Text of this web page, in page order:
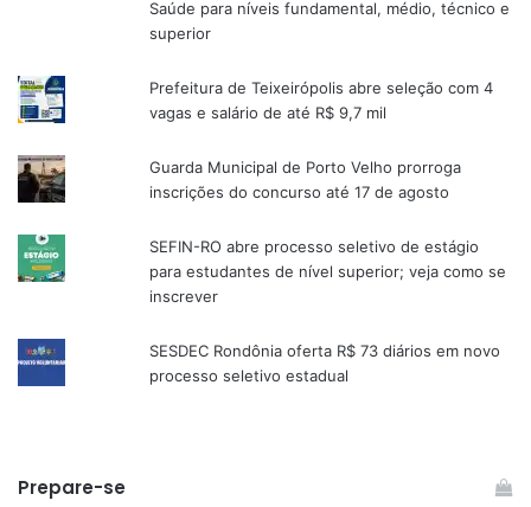
Saúde para níveis fundamental, médio, técnico e
superior
Prefeitura de Teixeirópolis abre seleção com 4
vagas e salário de até R$ 9,7 mil
Guarda Municipal de Porto Velho prorroga
inscrições do concurso até 17 de agosto
SEFIN-RO abre processo seletivo de estágio
para estudantes de nível superior; veja como se
inscrever
SESDEC Rondônia oferta R$ 73 diários em novo
processo seletivo estadual
Prepare-se